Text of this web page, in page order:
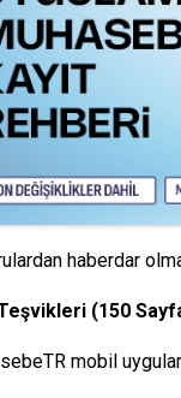
haberdar
(150
mobil